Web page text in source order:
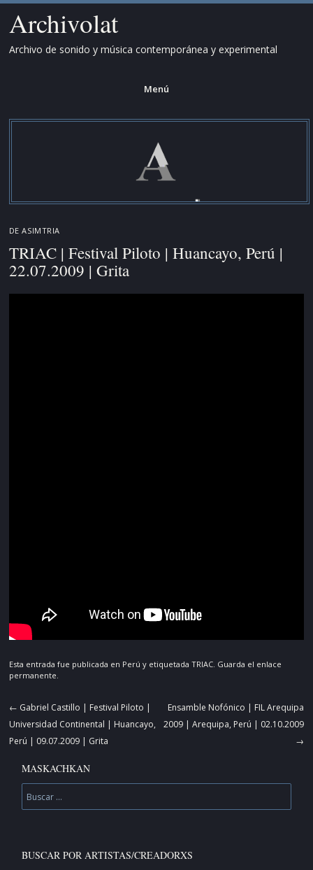
Archivolat
Archivo de sonido y música contemporánea y experimental
Menú
Saltar
DEASIMTRIA
TRIAC | Festival Piloto | Huancayo, Perú |
22.07.2009 | Grita
Esta entrada fue publicada en Perú y etiquetada TRIAC. Guarda el enlace
permanente
Navegador
de
artículos
← Gabriel Castillo | Festival Piloto |
Universidad Continental | Huancayo,
Perú | 09.07.2009 | Grita
Ensamble Nofónico | FIL Arequipa
2009 | Arequipa, Perú | 02.10.2009
→
MASKACHKAN
Buscar
BUSCAR POR ARTISTAS/CREADORXS